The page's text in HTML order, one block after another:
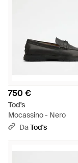
750 €
Tod's
Mocassino - Nero
DaTod's